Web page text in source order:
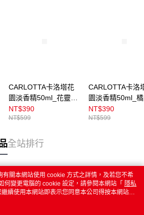
CARLOTTA卡洛塔花
園淡香精50ml_花靈甘
露
NT$390
NT$599
CARLOTTA卡洛
園淡香精50ml_
紗
NT$390
NT$599
全站排行
關本網站使用 cookie 方式之詳情，及若您不希
何變更電腦的 cookie 設定，請參閱本網站「 隱私
續使用本網站即表示您同意本公司得按本網站使
。